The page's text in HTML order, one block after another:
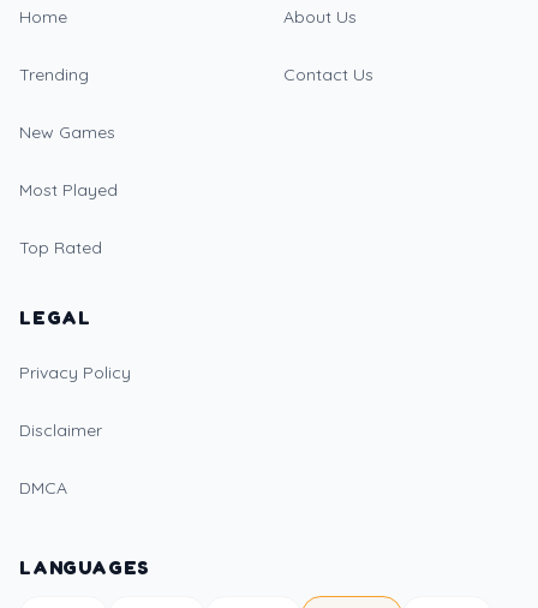
Home
Trending
New Games
Most Played
Top Rated
About Us
Contact Us
LEGAL
Privacy Policy
Disclaimer
DMCA
LANGUAGES